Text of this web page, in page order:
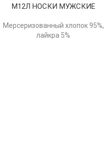
М12Л НОСКИ МУЖСКИЕ
Мерсеризованный хлопок 95%,
лайкра 5%